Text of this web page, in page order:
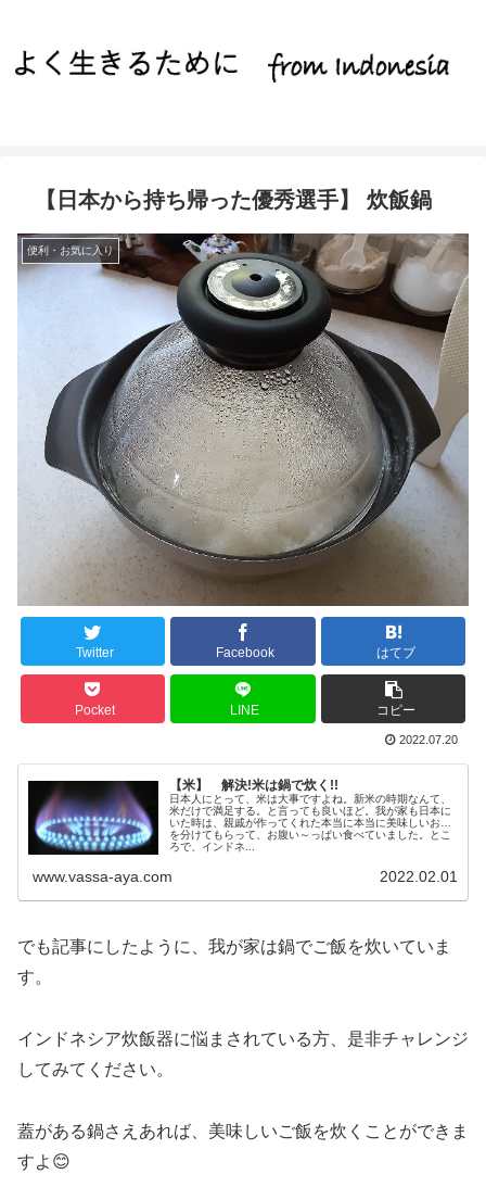
【日本から持ち帰った優秀選手】 炊飯鍋
便利・お気に入り
Twitter Facebook はてブ
Pocket LINE コピー
2022.07.20
【米】 解決!米は鍋で炊く!!
日本人にとって、米は大事ですよね。新米の時期なんて、
米だけで満足する。と言っても良いほど。我が家も日本に
いた時は、親戚が作ってくれた本当に本当に美味しいお米
を分けてもらって、お腹い～っぱい食べていました。とこ
ろで、インドネ...
www.vassa-aya.com 2022.02.01
でも記事にしたように、我が家は鍋でご飯を炊いていま
す。
インドネシア炊飯器に悩まされている方、是非チャレンジ
してみてください。
蓋がある鍋さえあれば、美味しいご飯を炊くことができま
すよ😊